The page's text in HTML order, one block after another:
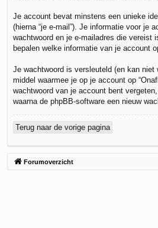
Je account bevat minstens een unieke
(hierna “je e-mail”). Je informatie voor je
wachtwoord en je e-mailadres die vereist
bepalen welke informatie van je account
Je wachtwoord is versleuteld (en kan
middel waarmee je op je account op
wachtwoord van je account bent
waarna de phpBB-software een nieuw
Terug naar de vorige pagina
Forumoverzicht